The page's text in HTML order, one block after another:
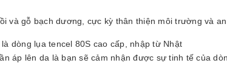
và gỗ bạch dương, cực kỳ thân thiện môi trường và
dòng lụa tencel 80S cao cấp, nhập từ Nhật
áp lên da là bạn sẽ cảm nhận được sự tinh tế của